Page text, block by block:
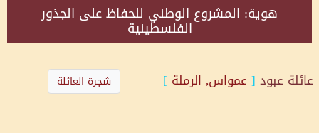
هوية: المشروع الوطني للحفاظ على الجذور
الفلسطينية
عائلة عبود [ عمواس, الرملة ] شجرة العائلة